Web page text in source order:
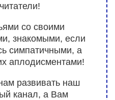
со своими
знакомыми, если
симпатичными, а
аплодисментами!
развивать наш
канал, а Вам